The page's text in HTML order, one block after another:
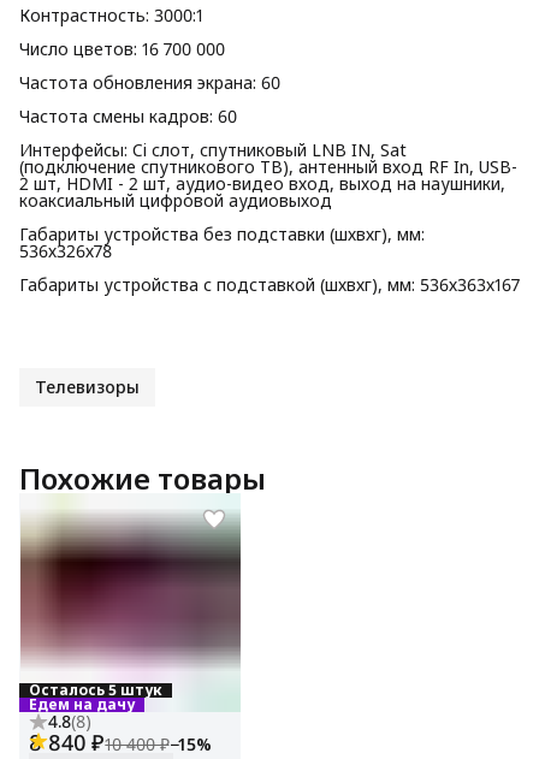
Контрастность: 3000:1
Число цветов: 16 700 000
Частота обновления экрана: 60
Частота смены кадров: 60
Интерфейсы: Ci слот, спутниковый LNB IN, Sat
(подключение спутникового ТВ), антенный вход RF In, USB-
2 шт, HDMI - 2 шт, аудио-видео вход, выход на наушники,
коаксиальный цифровой аудиовыход
Габариты устройства без подставки (шхвхг), мм:
536х326х78
Габариты устройства с подставкой (шхвхг), мм: 536х363х167
Телевизоры
Похожие товары
Осталось 5 штук
Едем на дачу
4.8(8)
8 840 ₽10 400 ₽−15%